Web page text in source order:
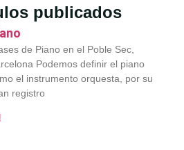
publicados
de Piano en el Poble Sec,
Podemos definir el piano
el instrumento orquesta, por su
registro